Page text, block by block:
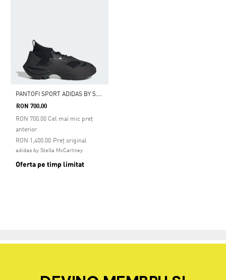
P
ANTOFI SPORT ADIDAS BY STELLA MCCARTNEY
RON 700.00
RON 700.00 Cel mai mic preț
anterior
Preț original
Preț redus de la
RON 1,400.00la
adidas by Stella McCartney
Oferta pe timp limitat